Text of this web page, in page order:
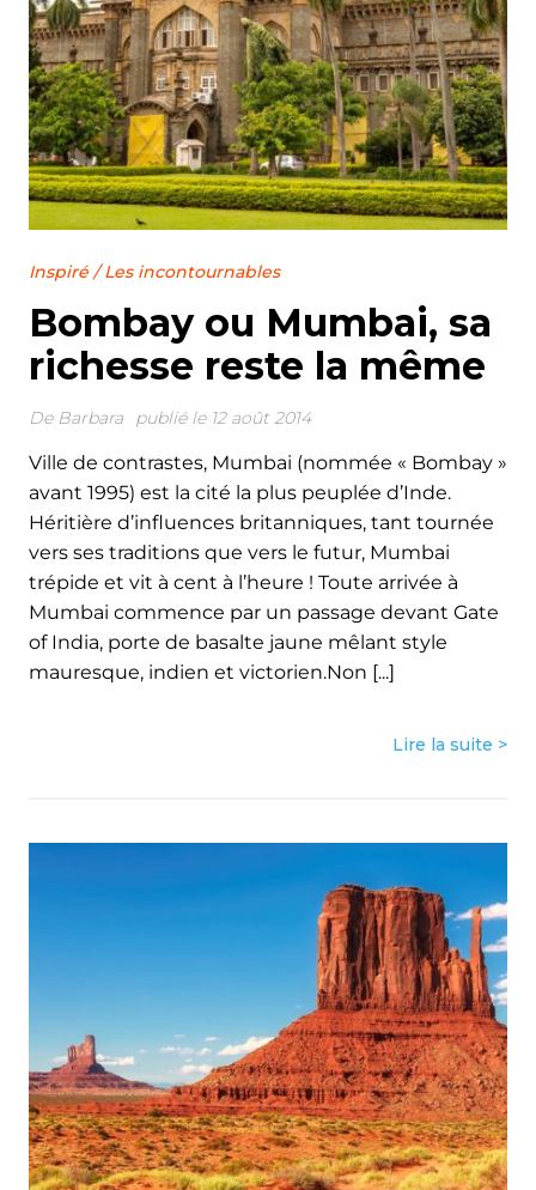
Inspiré /Les incontournables
Bombay ou Mumbai, sa
richesse reste la même
De Barbara publié le 12 août 2014
Ville de contrastes, Mumbai (nommée « Bombay »
avant 1995) est la cité la plus peuplée d’Inde.
Héritière d’influences britanniques, tant tournée
vers ses traditions que vers le futur, Mumbai
trépide et vit à cent à l’heure ! Toute arrivée à
Mumbai commence par un passage devant Gate
of India, porte de basalte jaune mêlant style
mauresque, indien et victorien.Non [...]
Lire la suite >